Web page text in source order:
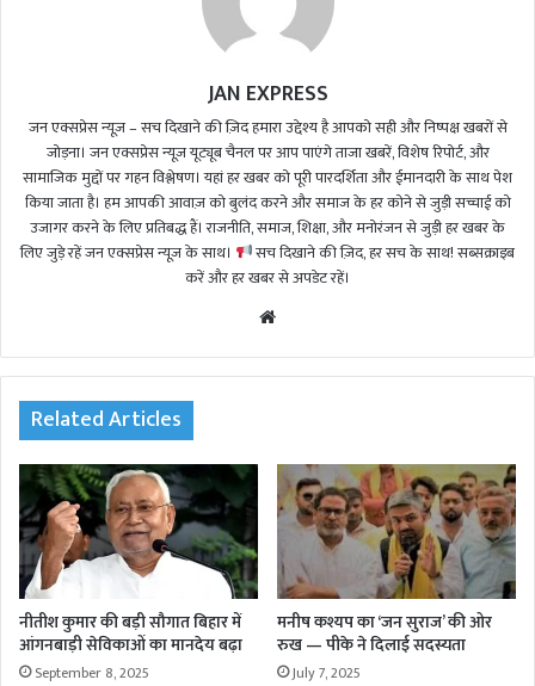
JAN EXPRESS
जन एक्सप्रेस न्यूज़ – सच दिखाने की ज़िद हमारा उद्देश्य है आपको सही और निष्पक्ष खबरों से
जोड़ना। जन एक्सप्रेस न्यूज़ यूट्यूब चैनल पर आप पाएंगे ताजा खबरें, विशेष रिपोर्ट, और
सामाजिक मुद्दों पर गहन विश्लेषण। यहां हर खबर को पूरी पारदर्शिता और ईमानदारी के साथ पेश
किया जाता है। हम आपकी आवाज़ को बुलंद करने और समाज के हर कोने से जुड़ी सच्चाई को
उजागर करने के लिए प्रतिबद्ध हैं। राजनीति, समाज, शिक्षा, और मनोरंजन से जुड़ी हर खबर के
लिए जुड़े रहें जन एक्सप्रेस न्यूज़ के साथ।
सच दिखाने की ज़िद, हर सच के साथ! सब्सक्राइब
करें और हर खबर से अपडेट रहें।
te
Related Articles
नीतीश कुमार की बड़ी सौगात बिहार में
आंगनबाड़ी सेविकाओं का मानदेय बढ़ा
September 8, 2025
मनीष कश्यप का ‘जन सुराज’ की ओर
रुख — पीके ने दिलाई सदस्यता
July 7, 2025